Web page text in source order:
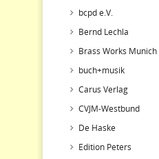
bcpd e.V.
Bernd Lechla
Brass Works Munich
buch+musik
Carus Verlag
CVJM-Westbund
De Haske
Edition Peters